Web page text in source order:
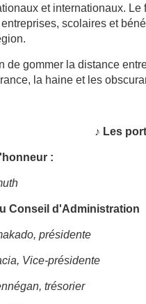
et internationaux.
scolaires et
de gommer la distance
la haine et les
♪ Les
:
Conseil d'Administration
présidente
Vice-présidente
trésorier